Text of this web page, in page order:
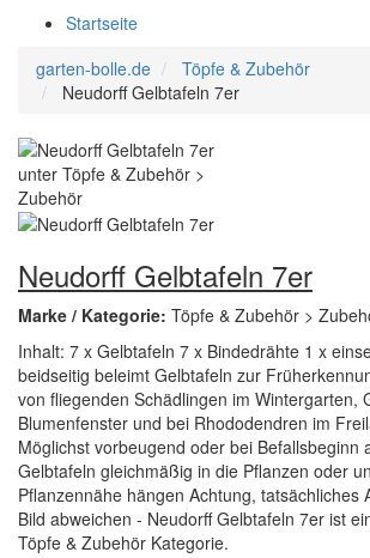
Startseite
garten-bolle.de
Töpfe & Zubehör
Neudorff Gelbtafeln 7er
Neudorff Gelbtafeln 7er
Marke / Kategorie: Töpfe & Zubehör >
Inhalt: 7 x Gelbtafeln 7 x Bindedrähte 1 x
beidseitig beleimt Gelbtafeln zur
von fliegenden Schädlingen im Wintergarten,
Blumenfenster und bei Rhododendren im
Möglichst vorbeugend oder bei Befallsbeginn
Gelbtafeln gleichmäßig in die Pflanzen oder
Pflanzennähe hängen Achtung, tatsächliches
Bild abweichen - Neudorff Gelbtafeln 7er ist
Töpfe & Zubehör Kategorie.